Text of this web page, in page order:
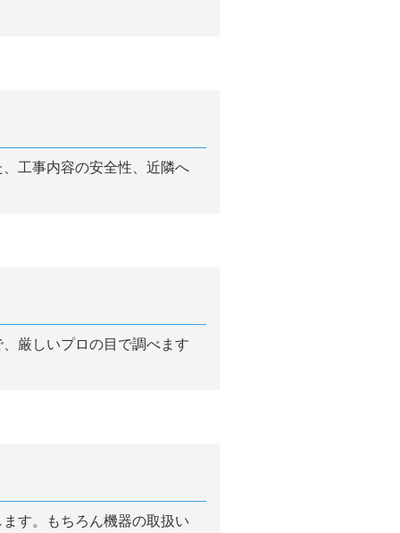
工事内容の安全性、近隣へ
厳しいプロの目で調べます
す。もちろん機器の取扱い